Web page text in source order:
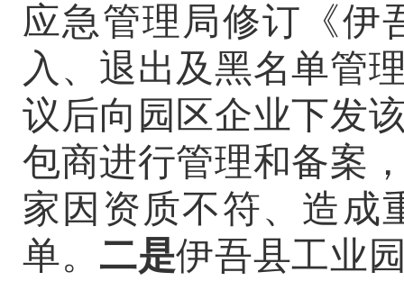
应急管理局修订《伊
入、退出及黑名单管
议后向园区企业下发
包商进行管理和备案
家因资质不符、造成
单。 二是伊吾县工业